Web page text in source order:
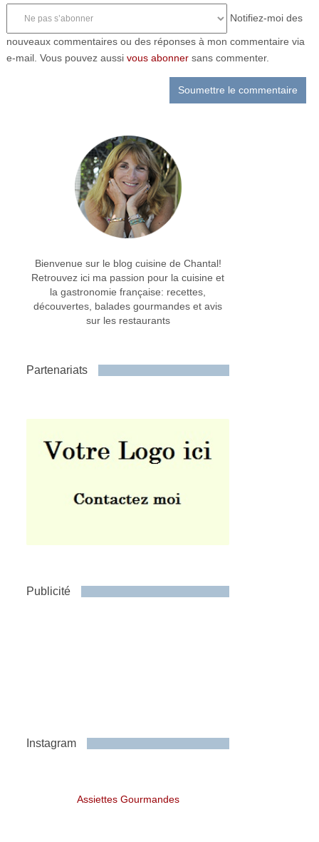
Notifiez-moi des
nouveaux commentaires ou des réponses à mon commentaire via
e-mail. Vous pouvez aussi vous abonnersans commenter.
Bienvenue sur le blog cuisine de Chantal!
Retrouvez ici ma passion pour la cuisine et
la gastronomie française: recettes,
découvertes, balades gourmandes et avis
sur les restaurants
Partenariats
Publicité
Instagram
Assiettes Gourmandes